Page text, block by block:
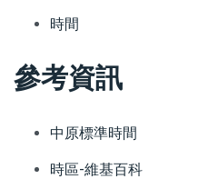
時間
參考資訊
中原標準時間
時區-維基百科